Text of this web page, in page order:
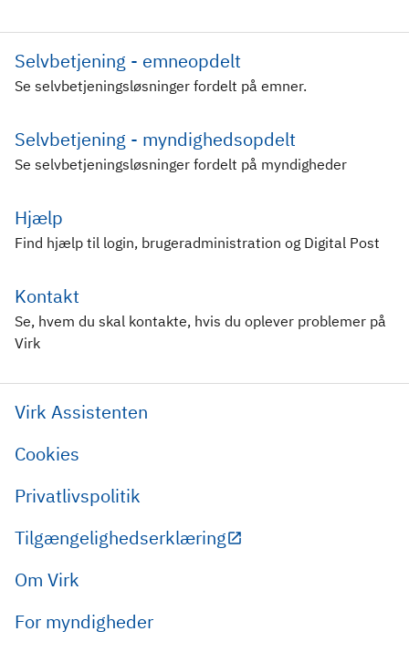
Selvbetjening - emneopdelt
Se selvbetjeningsløsninger fordelt på emner.
Selvbetjening - myndighedsopdelt
Se selvbetjeningsløsninger fordelt på myndigheder
Hjælp
Find hjælp til login, brugeradministration og Digital Post
Kontakt
Se, hvem du skal kontakte, hvis du oplever problemer på
Virk
Virk Assistenten
Cookies
Privatlivspolitik
Tilgængelighedserklæring
Om Virk
For myndigheder